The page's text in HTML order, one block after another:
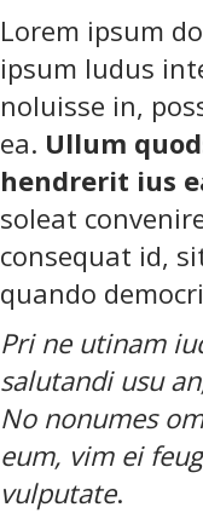
Lorem ipsum
ipsum ludus
noluisse in,
ea. Ullum
hendrerit ius
soleat
consequat id,
quando
Pri ne utinam
salutandi usu
No nonumes
eum, vim ei
vulputate.